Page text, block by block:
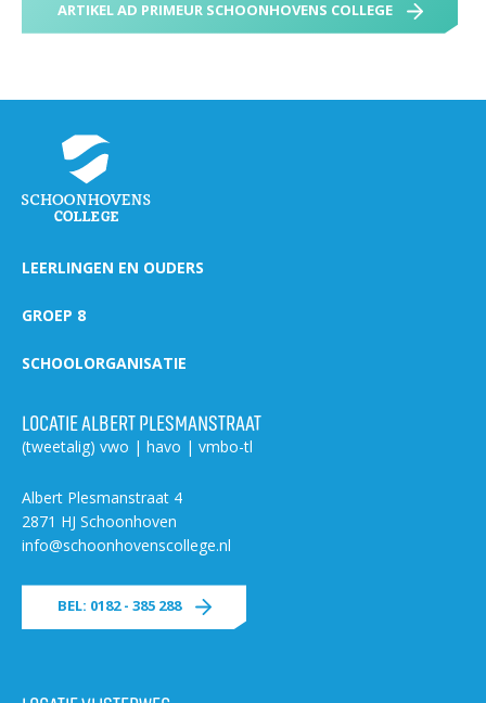
ARTIKEL AD PRIMEUR SCHOONHOVENS COLLEGE
LEERLINGEN EN OUDERS
GROEP 8
SCHOOLORGANISATIE
LOCATIE ALBERT PLESMANSTRAAT
(tweetalig) vwo | havo | vmbo-tl
Albert Plesmanstraat 4
2871 HJ Schoonhoven
info@schoonhovenscollege.nl
BEL: 0182 - 385 288